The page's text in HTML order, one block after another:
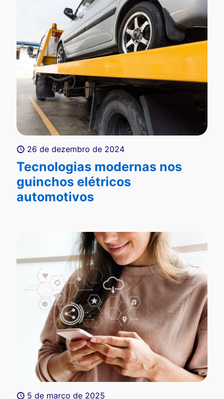
26 de dezembro de 2024
Tecnologias modernas nos
guinchos elétricos
automotivos
5 de março de 2025